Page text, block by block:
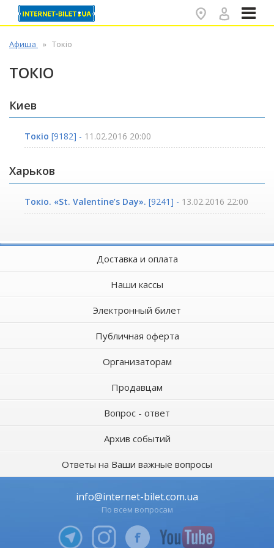
Афиша Токіо
ТОКІО
Киев
Токіо [9182] - 11.02.2016 20:00
Харьков
Токіо. «St. Valentine’s Day». [9241] - 13.02.2016 22:00
Доставка и оплата
Наши кассы
Электронный билет
Публичная оферта
Организаторам
Продавцам
Вопрос - ответ
Архив событий
Ответы на Ваши важные вопросы
info@internet-bilet.com.ua
По всем вопросам